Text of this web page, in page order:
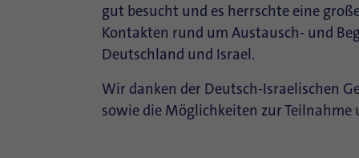
gut besucht und es herrschte eine
Kontakten rund um Austausch- und
Deutschland und Israel.
Wir danken der Deutsch-Israelischen
sowie die Möglichkeiten zur